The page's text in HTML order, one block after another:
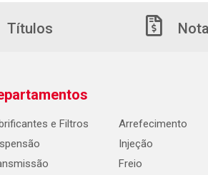
Títulos
e Filtros
Arrefecimento
Injeção
Freio